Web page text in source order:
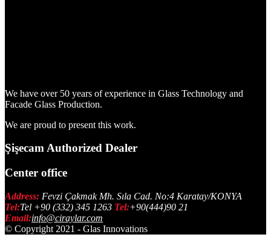
We have over 50 years of experience in Glass Technology and
Facade Glass Production.
We are proud to present this work.
Şişecam Authorized Dealer
Center office
Address: Fevzi Çakmak Mh. Sıla Cad. No:4 Karatay/KONYA
Tel:Tel +90 (332) 345 1263 Tel:+90(444)90 21
Email:info@ciraylar.com
© Copyright 2021 - Glas Innovations